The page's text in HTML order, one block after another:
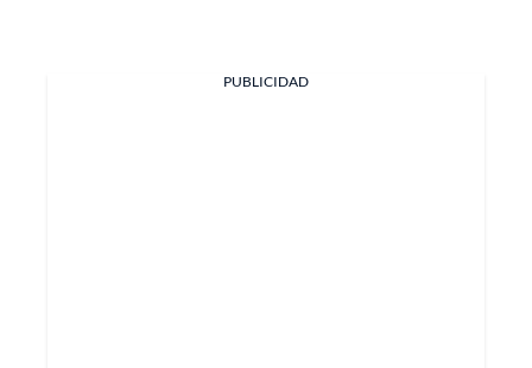
PUBLICIDAD